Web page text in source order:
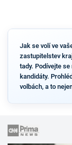
Jak se volí ve
zastupitelstev
tady. Podívejte
kandidáty.
volbách, a to